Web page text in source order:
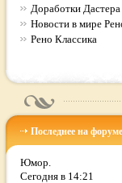
Доработки
Новости в мире
Рено Классика
Последнее на форуме
Юмор.
Сегодня в 14:21